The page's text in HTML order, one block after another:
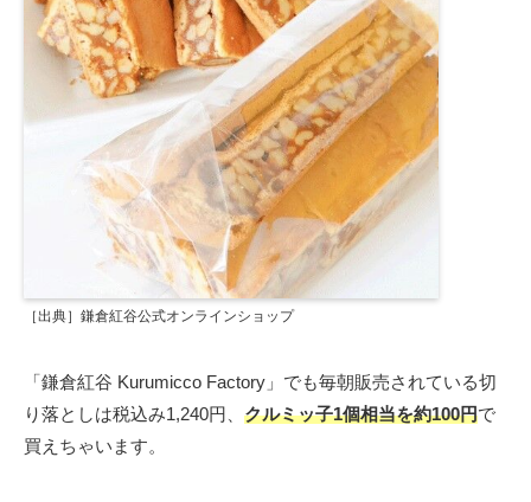
［出典］鎌倉紅谷公式オンラインショップ
「鎌倉紅谷 Kurumicco Factory」でも毎朝販売されている切
り落としは税込み1,240円、 クルミッ子1個相当を約100円で
買えちゃいます。